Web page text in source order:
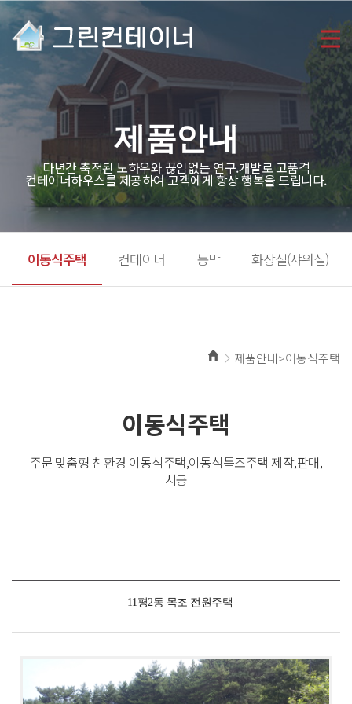
제품안내
다년간 축적된 노하우와 끊임없는 연구.개발로 고품격
컨테이너하우스를 제공하여 고객에게 항상 행복을 드립니다.
이동식주택 컨테이너 농막 화장실(샤워실)
제품안내>이동식주택
이동식주택
주문 맞춤형 친환경 이동식주택,이동식목조주택 제작,판매,
시공
11평2동 목조 전원주택